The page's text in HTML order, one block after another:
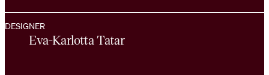
DESIGNER
Eva-Karlotta Tatar